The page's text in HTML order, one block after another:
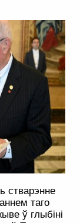
стварэнне
таго
ў глыбіні